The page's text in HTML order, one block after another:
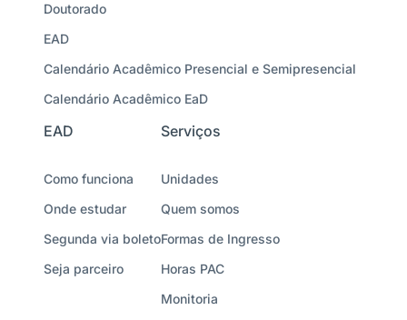
Doutorado
EAD
Calendário Acadêmico Presencial e Semipresencial
Calendário Acadêmico EaD
EAD
Como funciona
Onde estudar
Segunda via boleto
Seja parceiro
Serviços
Unidades
Quem somos
Formas de Ingresso
Horas PAC
Monitoria